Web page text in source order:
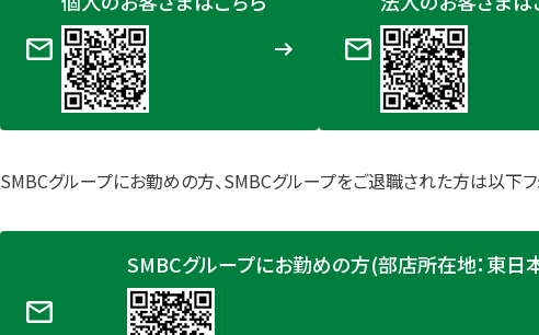
SMBCグループにお勤めの方、SMBCグループをご退職された方は以下フ
SMBCグループにお勤めの方(部店所在地：東日